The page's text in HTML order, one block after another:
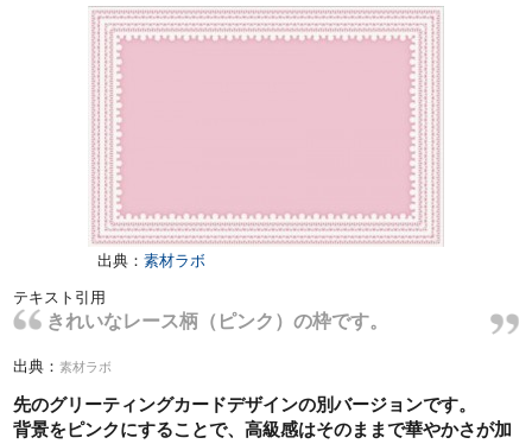
出典： 素材ラボ
テキスト引用
きれいなレース柄（ピンク）の枠です。
出典：素材ラボ
先のグリーティングカードデザインの別バージョンです。
背景をピンクにすることで、高級感はそのままで華やかさが加